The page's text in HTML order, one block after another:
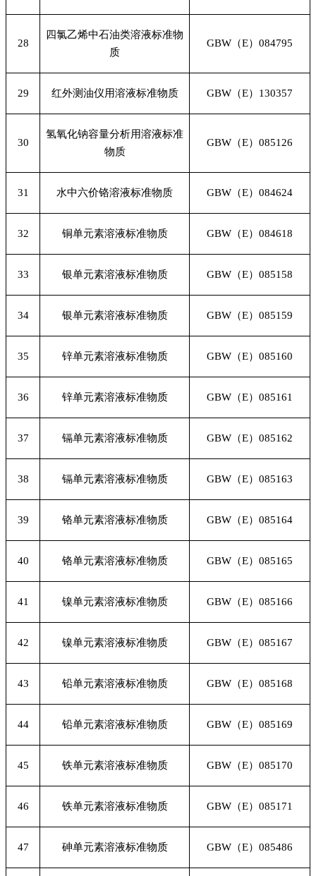
28
四氯乙烯中石油类溶液标准物
质
GBW （E）084795
29 红外测油仪用溶液标准物质 GBW （E）130357
30
氢氧化钠容量分析用溶液标准
物质
GBW （E）085126
31 水中六价铬溶液标准物质 GBW （E）084624
32 铜单元素溶液标准物质 GBW （E）084618
33 银单元素溶液标准物质 GBW （E）085158
34 银单元素溶液标准物质 GBW （E）085159
35 锌单元素溶液标准物质 GBW （E）085160
36 锌单元素溶液标准物质 GBW （E）085161
37 镉单元素溶液标准物质 GBW （E）085162
38 镉单元素溶液标准物质 GBW （E）085163
39 铬单元素溶液标准物质 GBW （E）085164
40 铬单元素溶液标准物质 GBW （E）085165
41 镍单元素溶液标准物质 GBW （E）085166
42 镍单元素溶液标准物质 GBW （E）085167
43 铅单元素溶液标准物质 GBW （E）085168
44 铅单元素溶液标准物质 GBW （E）085169
45 铁单元素溶液标准物质 GBW （E）085170
46 铁单元素溶液标准物质 GBW （E）085171
47 砷单元素溶液标准物质 GBW （E）085486